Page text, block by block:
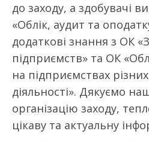
до заходу, а здобувачі
«Облік, аудит та
додаткові знання з ОК
підприємств» та ОК
на підприємствах
діяльності». Дякуємо
організацію заходу,
цікаву та актуальну